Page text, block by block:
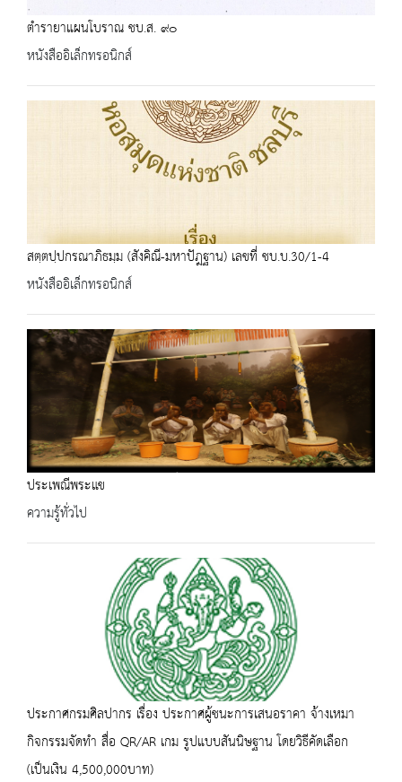
ตำรายาแผนโบราณ ชบ.ส. ๙๐
หนังสืออิเล็กทรอนิกส์
สตฺตปฺปกรณาภิธมฺม (สังคิณี-มหาปัฎฐาน) เลขที่ ชบ.บ.30/1-4
หนังสืออิเล็กทรอนิกส์
ประเพณีพระแข
ความรู้ทั่วไป
ประกาศกรมศิลปากร เรื่อง ประกาศผู้ชนะการเสนอราคา จ้างเหมา
กิจกรรมจัดทำ สื่อ QR/AR เกม รูปแบบสันนิษฐาน โดยวิธีคัดเลือก
(เป็นเงิน 4,500,000บาท)